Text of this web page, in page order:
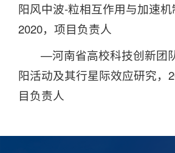
阳风中波-粒相互作用与加速
2020，项目负责人
—河南省高校科技创新团
阳活动及其行星际效应研究，
目负责人